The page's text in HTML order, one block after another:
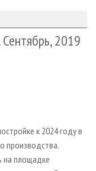
2019
к 2024 году в
производства.
на площадке